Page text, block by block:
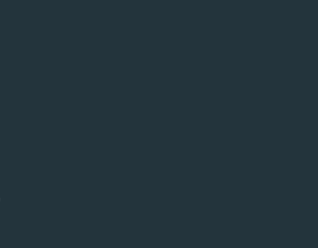
あたり、以下に定める各禁止事項
。本条の禁止事項を遵守しない場
お客様に対して受講中のコースの
受講費用は返金しないものとしま